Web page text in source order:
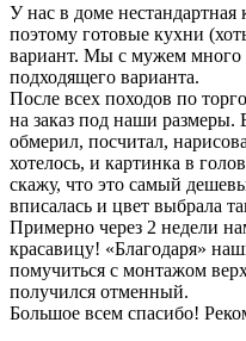
У нас в доме нестандартная
поэтому готовые кухни
вариант. Мы с мужем много
подходящего варианта.
После всех походов по
на заказ под наши
обмерил, посчитал,
хотелось, и картинка в
скажу, что это самый
вписалась и цвет выбрала
Примерно через 2 недели
красавицу! «Благодаря»
помучиться с монтажом
получился отменный.
Большое всем спасибо!